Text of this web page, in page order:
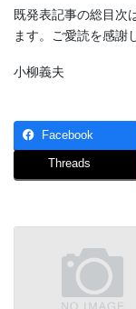
既発表記事の総目次
ます。ご愛読を感謝
小柳義夫
Facebook
Threads